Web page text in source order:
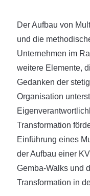
Der Aufbau von
und die
Unternehmen im
weitere Elemente,
Gedanken der
Organisation
Transformation
Einführung eines
der Aufbau einer
Gemba-Walks und
Transformation in